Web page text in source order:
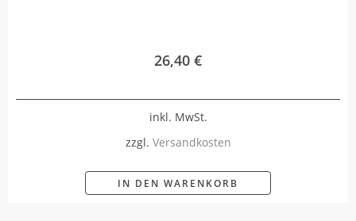
26,40 €
inkl. MwSt.
zzgl. Versandkosten
IN DEN WARENKORB